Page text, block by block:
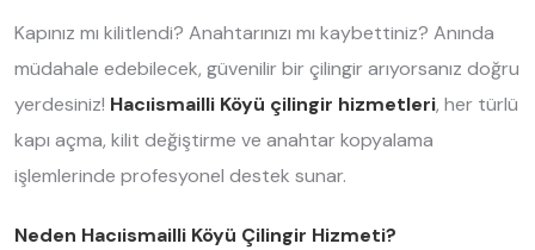
Kapınız mı kilitlendi? Anahtarınızı mı kaybettiniz? Anında
müdahale edebilecek, güvenilir bir çilingir arıyorsanız doğru
yerdesiniz! Hacıismailli Köyü çilingir hizmetleri, her türlü
kapı açma, kilit değiştirme ve anahtar kopyalama
işlemlerinde profesyonel destek sunar.
Neden Hacıismailli Köyü Çilingir Hizmeti?